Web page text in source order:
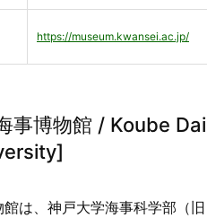
https://museum.kwansei.ac.jp/
事博物館 / Koube
は、神戸大学海事科学部（